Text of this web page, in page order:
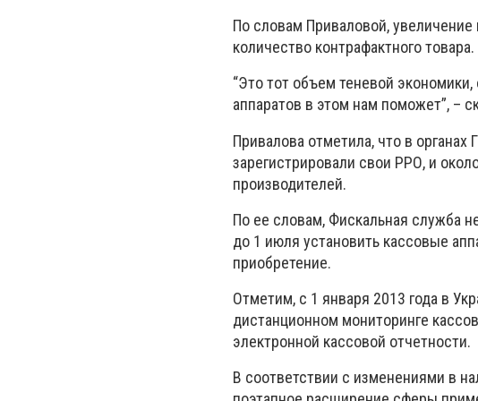
По словам Приваловой,
количество контрафактного товара.
“Это тот объем теневой
аппаратов в этом нам поможет”, –
Привалова отметила, что в
зарегистрировали свои РРО, и
производителей.
По ее словам, Фискальная служба
до 1 июля установить кассовые
приобретение.
Отметим, с 1 января 2013 года в
дистанционном мониторинге
электронной кассовой отчетности.
В соответствии с изменениями в